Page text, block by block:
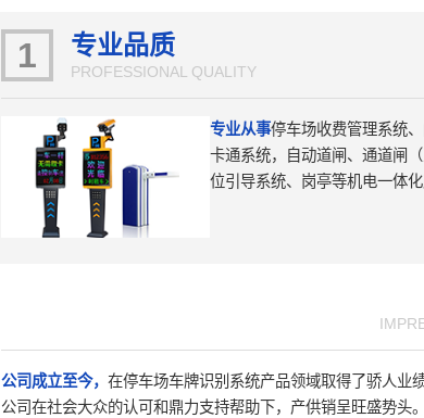
1 专业品质
PROFESSIONAL QUALITY
专业从事停车场收费管理系统
卡通系统，自动道闸、通道闸
位引导系统、岗亭等机电一体
公司成立至今， 在停车场车牌识别系统产品领域取得了骄人业绩
公司在社会大众的认可和鼎力支持帮助下，产供销呈旺盛势头。